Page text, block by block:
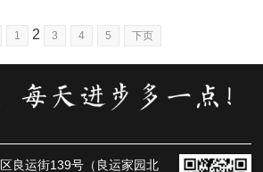
1 2 3 4 5 下页
良运街139号（良运家园北